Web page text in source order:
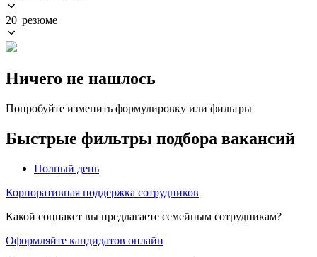
20 резюме
Ничего не нашлось
Попробуйте изменить формулировку или фильтры
Быстрые фильтры подбора вакансий
Полный день
Корпоративная поддержка сотрудников
Какой соцпакет вы предлагаете семейным сотрудникам?
Оформляйте кандидатов онлайн